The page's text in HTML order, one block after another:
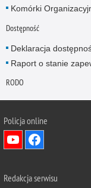
Komórki
Dostępność
Deklaracja
Raport o stanie
RODO
Policja online
Redakcja serwisu